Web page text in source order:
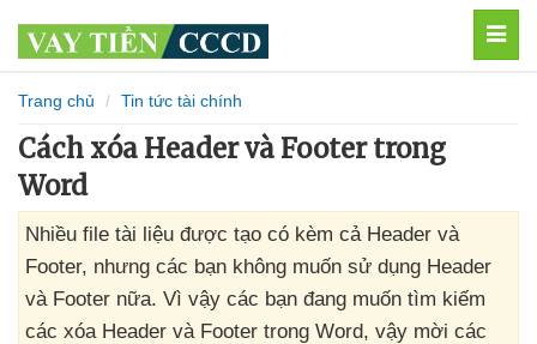
Trang chủ Tin tức tài chính
Cách xóa Header và Footer trong
Word
Nhiều file tài liệu được tạo có kèm cả Header và
Footer, nhưng các bạn không muốn sử dụng Header
và Footer nữa. Vì vậy các bạn đang muốn tìm kiếm
các xóa Header và Footer trong Word, vậy mời các